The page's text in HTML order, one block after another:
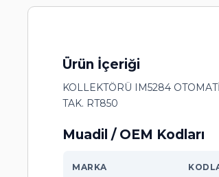
Ürün İçeriği
KOLLEKTÖRÜ IM5284
TAK. RT850
Muadil / OEM Kodları
MARKA